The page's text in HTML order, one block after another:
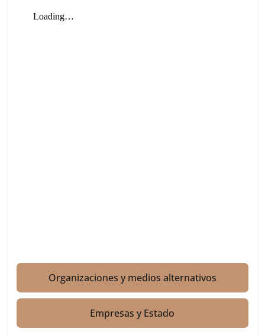
Organizaciones y medios alternativos
Empresas y Estado